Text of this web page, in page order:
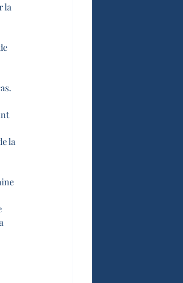
la
la